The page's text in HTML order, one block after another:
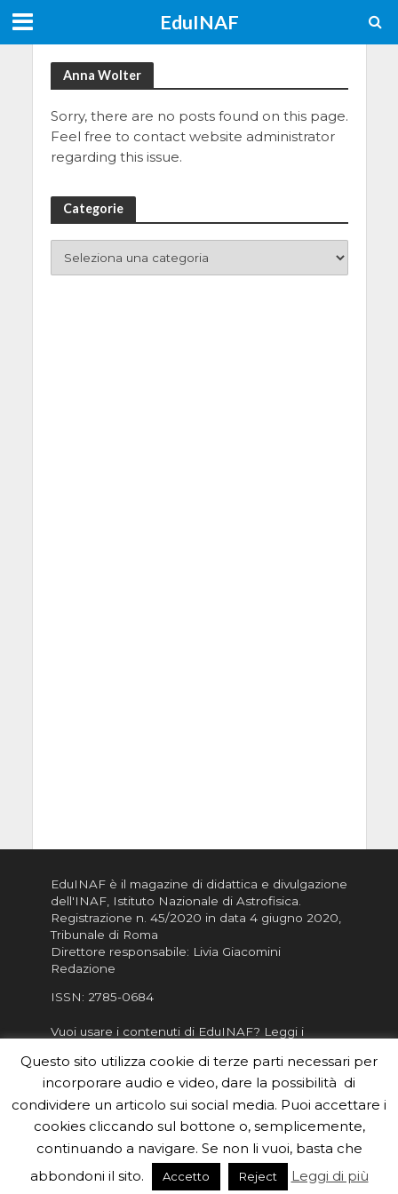
EduINAF
Anna Wolter
Sorry, there are no posts found on this page.
Feel free to contact website administrator
regarding this issue.
Categorie
EduINAF è il magazine di didattica e divulgazione
dell'INAF, Istituto Nazionale di Astrofisica
Registrazione n. 45/2020 in data 4 giugno 2020,
Tribunale di Roma
Direttore responsabile: Livia Giacomini
Redazione
ISSN: 2785-0684
Vuoi usare i contenuti di EduINAF? Leggi i
Informativa sulla Privacy
Informatva sui Cookie
Per la rubrica de l'Astronomo risponde, per
inviarci le tue foto o i tuoi contributi, scrivici a
redazione.edu [chiocciola] inaf.it oppure
il form
Questo sito utilizza cookie di terze parti necessari per
incorporare audio e video, dare la possibilità di
condividere un articolo sui social media. Puoi accettare i
cookies cliccando sul bottone o, semplicemente,
continuando a navigare. Se non li vuoi, basta che
abbondoni il sito.
Accetto Reject Leggi di più